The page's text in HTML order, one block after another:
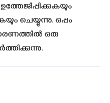
ചെയ്യുന്നു. ഒപ്പം
ഒരു